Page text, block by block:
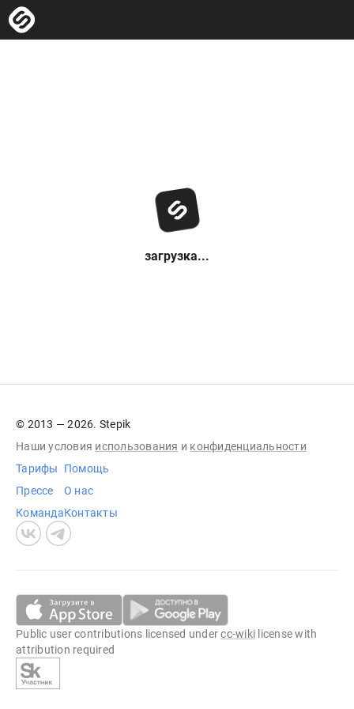
загрузка...
© 2013 — 2026. Stepik
Наши условия использования и конфиденциальности
Тарифы
Прессе
Команда
Помощь
О нас
Контакты
Public user contributions licensed undercc-wiki license with
attribution required